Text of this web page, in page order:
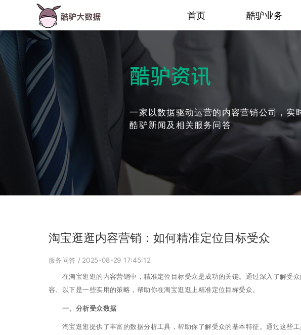
首页 酷驴业务
酷驴资讯
一家以数据驱动运营的内容营销公司，实
酷驴新闻及相关服务问答
淘宝逛逛内容营销：如何精准定位目标受众
服务问答 / 2025-08-29 17:45:12
在淘宝逛逛的内容营销中，精准定位目标受众是成功的关键。通过深入了解受
容。以下是一些实用的策略，帮助你在淘宝逛逛上精准定位目标受众。
一、分析受众数据
淘宝逛逛提供了丰富的数据分析工具，帮助你了解受众的基本特征。通过这些